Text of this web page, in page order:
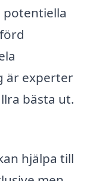
potentiella
är experter
bästa ut.
hjälpa till